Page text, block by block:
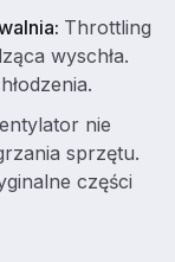
Throttling
wyschła.
nie
sprzętu.
części